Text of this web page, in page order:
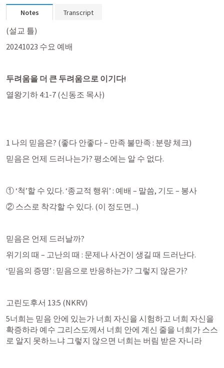
Notes Transcript
(설교 틀)
20241023 수요 예배
두려움을 더 큰 두려움으로 이기다!
열왕기하 4:1-7 (신동조 목사)
1 나의 믿음은? (좋다 안좋다 – 만족 불만족 : 분량 체크)
믿음은 언제 드러나는가? 평소에는 알 수 없다.
① ‘척’할 수 있다. ‘종교적 행위’ : 예배 – 말씀, 기도 – 봉사
② 스스로 착각할 수 있다. (이 정도면...)
믿음은 언제 드러날까?
위기의 때 – 고난의 때 : 문제나 사건이 생길 때 드러난다.
‘믿음의 증명’ : 믿음으로 반응하는가? 그렇지 않은가?
고린도후서 13:5 (NKRV)
5너희는 믿음 안에 있는가 너희 자신을 시험하고 너희 자신을
확증하라 예수 그리스도께서 너희 안에 계신 줄을 너희가 스스
로 알지 못하느냐 그렇지 않으면 너희는 버림 받은 자니라